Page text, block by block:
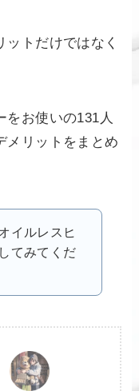
トだけではなく
をお使いの131人
メリットをまとめ
イルレスヒ
てみてくだ